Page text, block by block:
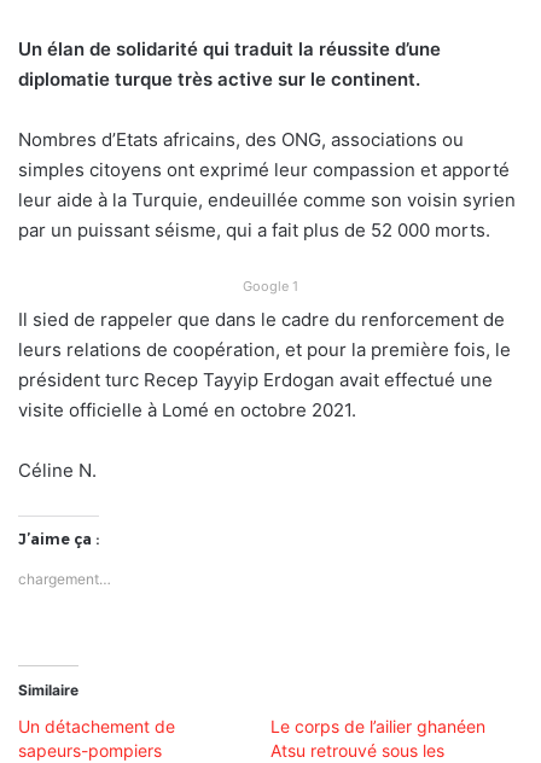
Un élan de solidarité qui traduit la réussite d’une
diplomatie turque très active sur le continent.
Nombres d’Etats africains, des ONG, associations ou
simples citoyens ont exprimé leur compassion et apporté
leur aide à la Turquie, endeuillée comme son voisin syrien
par un puissant séisme, qui a fait plus de 52 000 morts.
Google 1
Il sied de rappeler que dans le cadre du renforcement de
leurs relations de coopération, et pour la première fois, le
président turc Recep Tayyip Erdogan avait effectué une
visite officielle à Lomé en octobre 2021.
Céline N.
J’aime ça :
chargement…
Similaire
Un détachement de
sapeurs-pompiers
Le corps de l’ailier ghanéen
Atsu retrouvé sous les